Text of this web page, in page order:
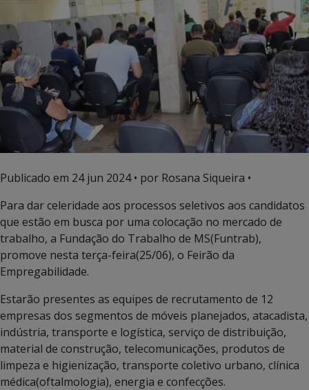
Publicado em 24 jun 2024• por Rosana Siqueira •
Para dar celeridade aos processos seletivos aos candidatos
que estão em busca por uma colocação no mercado de
trabalho, a Fundação do Trabalho de MS(Funtrab),
promove nesta terça-feira(25/06), o Feirão da
Empregabilidade.
Estarão presentes as equipes de recrutamento de 12
empresas dos segmentos de móveis planejados, atacadista,
indústria, transporte e logística, serviço de distribuição,
material de construção, telecomunicações, produtos de
limpeza e higienização, transporte coletivo urbano, clínica
médica(oftalmologia), energia e confecções.